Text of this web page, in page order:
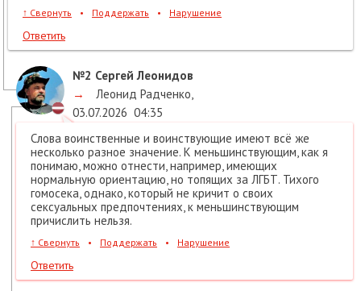
↑ Свернуть • Поддержать • Нарушение
Ответить
№2 Сергей Леонидов
→
Леонид Радченко,
03.07.2026 04:35
Слова воинственные и воинствующие имеют всё же
несколько разное значение. К меньшинствующим, как я
понимаю, можно отнести, например, имеющих
нормальную ориентацию, но топящих за ЛГБТ. Тихого
гомосека, однако, который не кричит о своих
сексуальных предпочтениях, к меньшинствующим
причислить нельзя.
↑ Свернуть • Поддержать • Нарушение
Ответить